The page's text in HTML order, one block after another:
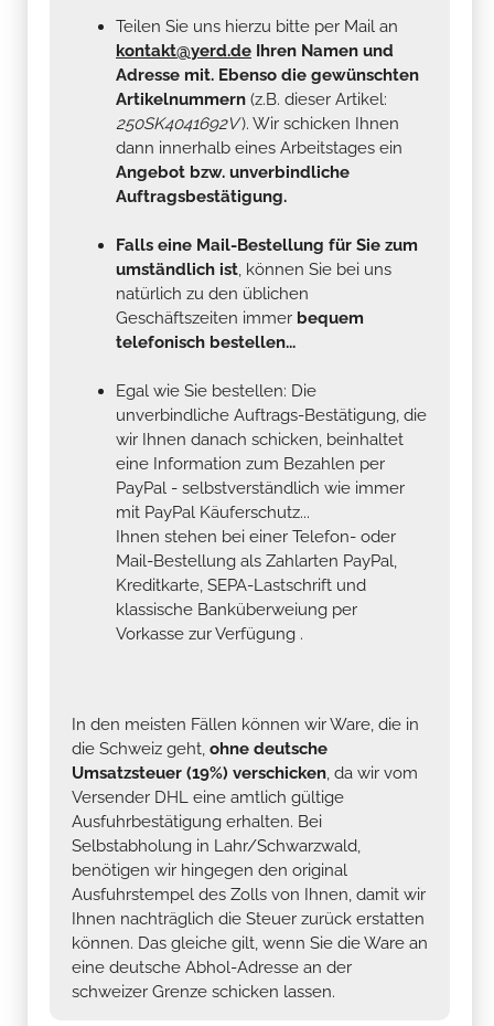
Teilen Sie uns hierzu bitte per Mail an
kontakt@yerd.de Ihren Namen und
Adresse mit. Ebenso die gewünschten
Artikelnummern (z.B. dieser Artikel:
250SK4041692V). Wir schicken Ihnen
dann innerhalb eines Arbeitstages ein
Angebot bzw. unverbindliche
Auftragsbestätigung.
Falls eine Mail-Bestellung für Sie zum
umständlich ist, können Sie bei uns
natürlich zu den üblichen
Geschäftszeiten immer bequem
telefonisch bestellen...
Egal wie Sie bestellen: Die
unverbindliche Auftrags-Bestätigung, die
wir Ihnen danach schicken, beinhaltet
eine Information zum Bezahlen per
PayPal - selbstverständlich wie immer
mit PayPal Käuferschutz...
Ihnen stehen bei einer Telefon- oder
Mail-Bestellung als Zahlarten PayPal,
Kreditkarte, SEPA-Lastschrift und
klassische Banküberweiung per
Vorkasse zur Verfügung .
In den meisten Fällen können wir Ware, die in
die Schweiz geht, ohne deutsche
Umsatzsteuer (19%) verschicken, da wir vom
Versender DHL eine amtlich gültige
Ausfuhrbestätigung erhalten. Bei
Selbstabholung in Lahr/Schwarzwald,
benötigen wir hingegen den original
Ausfuhrstempel des Zolls von Ihnen, damit wir
Ihnen nachträglich die Steuer zurück erstatten
können. Das gleiche gilt, wenn Sie die Ware an
eine deutsche Abhol-Adresse an der
schweizer Grenze schicken lassen.